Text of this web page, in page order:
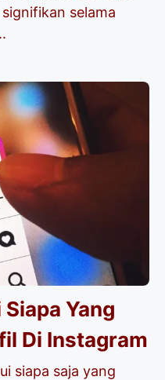
selama
Yang
Di Instagram
siapa saja yang